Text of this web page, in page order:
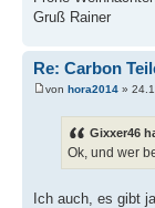
Gruß Rainer
Re: Carbon
von hora2014 »
Gixxer46
Ok, und wer
Ich auch, es gibt